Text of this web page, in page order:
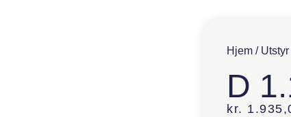
Hjem / Utstyr
D
kr.